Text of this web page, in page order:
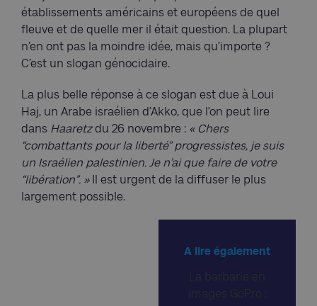
établissements américains et européens de quel
fleuve et de quelle mer il était question. La plupart
n’en ont pas la moindre idée, mais qu’importe ?
C’est un slogan génocidaire.
La plus belle réponse à ce slogan est due à Loui
Haj, un Arabe israélien d’Akko, que l’on peut lire
dans Haaretzdu 26 novembre : « Chers
“combattants pour la liberté” progressistes, je suis
un Israélien palestinien. Je n’ai que faire de votre
“libération”. »Il est urgent de la diffuser le plus
largement possible.
A lire également